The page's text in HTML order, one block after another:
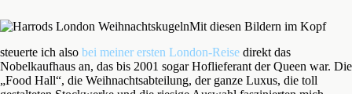
Mit diesen Bildern im Kopf
steuerte ich also bei meiner ersten London-Reise direkt das
Nobelkaufhaus an, das bis 2001 sogar Hoflieferant der Queen war. Die
„Food Hall“, die Weihnachtsabteilung, der ganze Luxus, die toll